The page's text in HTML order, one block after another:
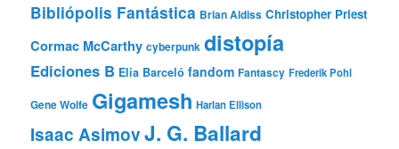
Bibliópolis Fantástica Brian Aldiss Christopher Priest
Cormac McCarthy cyberpunk distopía
Ediciones B Elia Barceló fandom Fantascy Frederik Pohl
Gene Wolfe Gigamesh Harlan Ellison
Isaac AsimovJ. G. Ballard